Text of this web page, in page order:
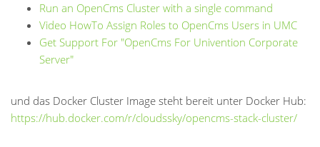
Run an OpenCms Cluster with a single command
Video HowTo Assign Roles to OpenCms Users in UMC
Get Support For "OpenCms For Univention Corporate
Server"
und das Docker Cluster Image steht bereit unter Docker Hub:
https://hub.docker.com/r/cloudssky/opencms-stack-cluster/